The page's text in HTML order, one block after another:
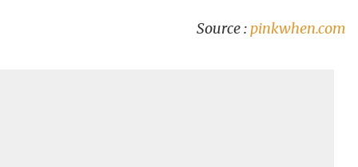
Source :pinkwhen.com